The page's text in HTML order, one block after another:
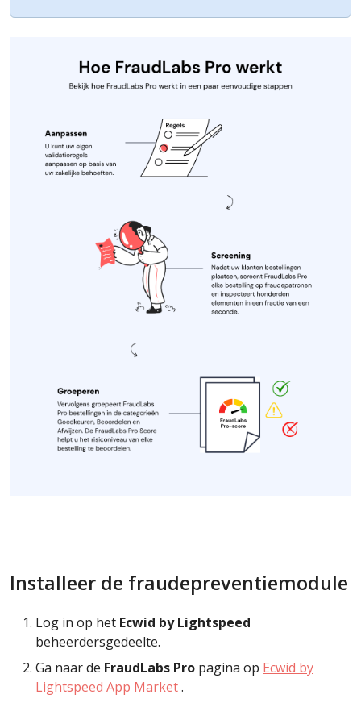
Installeer de fraudepreventiemodule
Log in op het Ecwid by Lightspeed
beheerdersgedeelte.
Ga naar de FraudLabs Pro pagina op Ecwid by
Lightspeed App Market.